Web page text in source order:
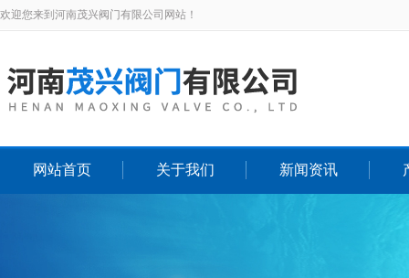
欢迎您来到河南茂兴阀门有限公司网站！
网站首页 关于我们 新闻资讯